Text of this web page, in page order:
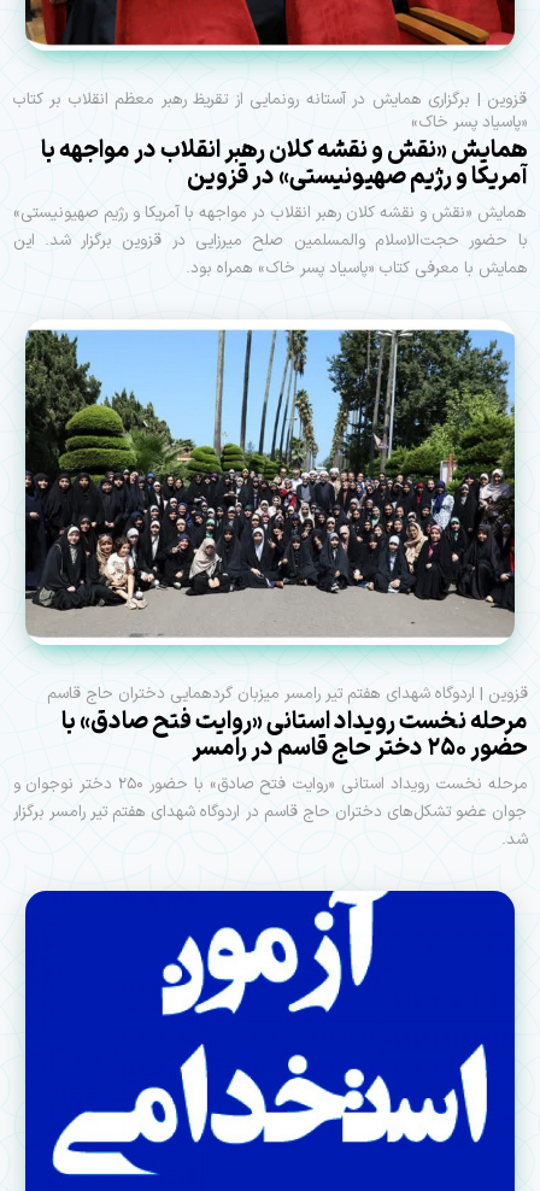
قزوین | برگزاری همایش در آستانه رونمایی از تقریظ رهبر معظم انقلاب بر کتاب
«پاسیاد پسر خاک»
همایش «نقش و نقشه کلان رهبر انقلاب در مواجهه با
آمریکا و رژیم صهیونیستی» در قزوین
همایش «نقش و نقشه کلان رهبر انقلاب در مواجهه با آمریکا و رژیم صهیونیستی»
با حضور حجت‌الاسلام والمسلمین صلح میرزایی در قزوین برگزار شد. این
همایش با معرفی کتاب «پاسیاد پسر خاک» همراه بود.
قزوین | اردوگاه شهدای هفتم تیر رامسر میزبان گردهمایی دختران حاج قاسم
مرحله نخست رویداد استانی «روایت فتح صادق» با
حضور ۲۵۰ دختر حاج قاسم در رامسر
مرحله نخست رویداد استانی «روایت فتح صادق» با حضور ۲۵۰ دختر نوجوان و
جوان عضو تشکل‌های دختران حاج قاسم در اردوگاه شهدای هفتم تیر رامسر برگزار
شد.